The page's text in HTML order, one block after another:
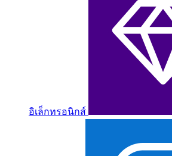
อิเล็กทรอนิกส์